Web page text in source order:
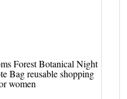
Forest Botanical Night
Bag reusable shopping
women